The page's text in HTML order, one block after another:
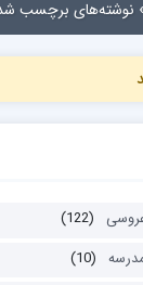
نوشته‌های برچسب
(122)
(10)